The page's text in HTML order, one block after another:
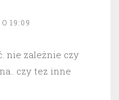
19:09
nie zależnie czy
czy tez inne